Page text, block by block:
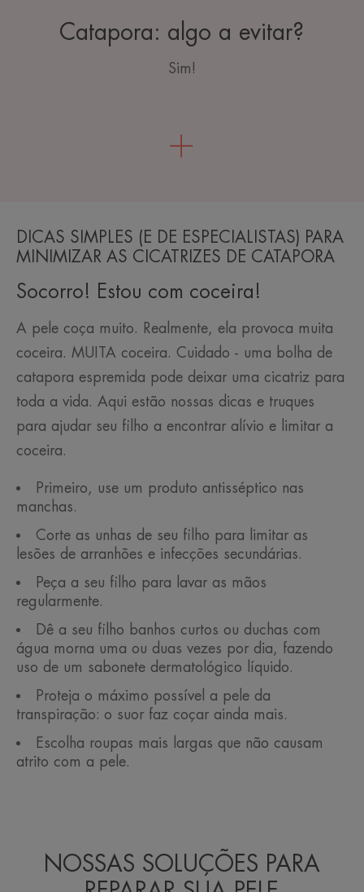
Catapora: algo a evitar?
Sim!
DICAS SIMPLES (E DE ESPECIALISTAS) PARA
MINIMIZAR AS CICATRIZES DE CATAPORA
Socorro! Estou com coceira!
A pele coça muito. Realmente, ela provoca muita
coceira. MUITA coceira. Cuidado - uma bolha de
catapora espremida pode deixar uma cicatriz para
toda a vida. Aqui estão nossas dicas e truques
para ajudar seu filho a encontrar alívio e limitar a
coceira.
Primeiro, use um produto antisséptico nas
manchas.
Corte as unhas de seu filho para limitar as
lesões de arranhões e infecções secundárias.
Peça a seu filho para lavar as mãos
regularmente.
Dê a seu filho banhos curtos ou duchas com
água morna uma ou duas vezes por dia, fazendo
uso de um sabonete dermatológico líquido.
Proteja o máximo possível a pele da
transpiração: o suor faz coçar ainda mais.
Escolha roupas mais largas que não causam
atrito com a pele.
NOSSAS SOLUÇÕES PARA